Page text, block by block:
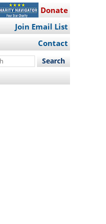
Donate
Join Email List
Contact